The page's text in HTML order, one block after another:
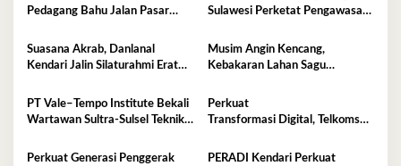
Pedagang Bahu Jalan Pasar
Kawasan Jadi Lebih Tertib
Sulawesi Perketat Pengawasan
Kabupaten Kolaka Utara
Suasana Akrab, Danlanal
Kendari Jalin Silaturahmi Erat
Musim Angin Kencang,
Kebakaran Lahan Sagu
Fadil Indah
PT Vale–Tempo Institute Bekali
Wartawan Sultra-Sulsel Teknik
Perkuat
Transformasi Digital, Telkomsel
Kota Kendari
Perkuat Generasi Penggerak
PERADI Kendari Perkuat